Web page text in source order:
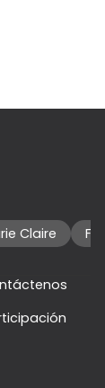
Claire